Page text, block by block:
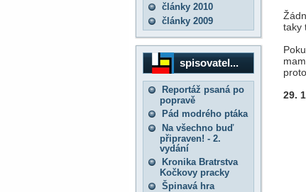
články 2010
články 2009
spisovatel...
Reportáž psaná po
popravě
Pád modrého ptáka
Na všechno buď
připraven! - 2.
vydání
Kronika Bratrstva
Kočkovy pracky
Špinavá hra
taky
29.